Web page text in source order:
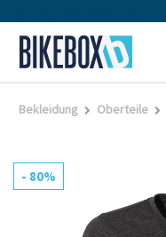
Bekleidung Oberteile
- 80%